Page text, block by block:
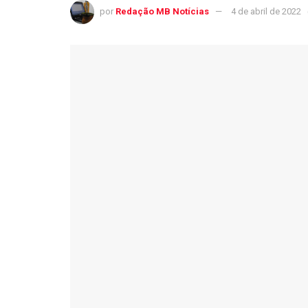
por Redação MB Notícias 4 de abril de 2022